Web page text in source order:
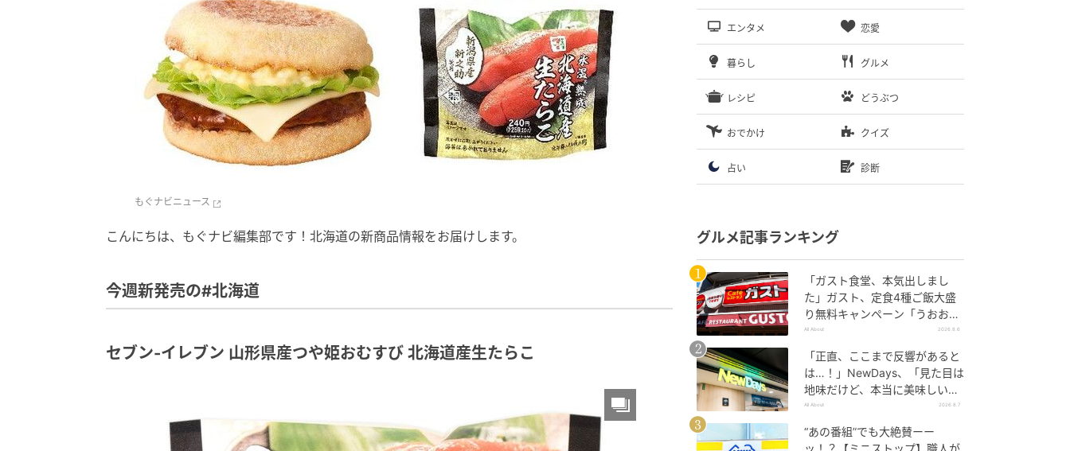
もぐナビニュース
こんにちは、もぐナビ編集部です！北海道の新商品情報をお届けします。
今週新発売の#北海道
セブン-イレブン 山形県産つや姫おむすび 北海道産生たらこ
エンタメ 恋愛
暮らし グルメ
レシピ どうぶつ
おでかけ クイズ
占い 診断
グルメ記事ランキング
「ガスト食堂、本気出しまし
た」ガスト、定食4種ご飯大盛
り無料キャンペーン「うおおお
おおうまそう」
All About 2026.8.6
「正直、ここまで反響があると
は…！」NewDays、「見た目は
地味だけど、本当に美味しい」
話題の弁当が再登場
All About 2026.8.7
“あの番組”でも大絶賛ーー
ッ！？【ミニストップ】職人が